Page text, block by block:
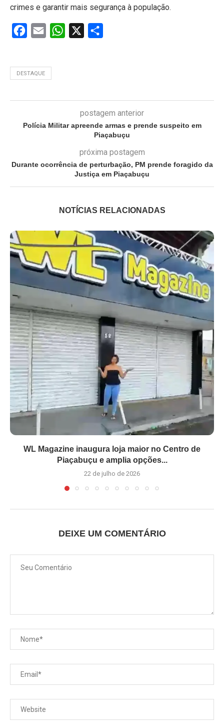
crimes e garantir mais segurança à população.
Facebook
Email WhatsApp
DESTAQUE
postagem anterior
Polícia Militar apreende armas e prende suspeito em
Piaçabuçu
próxima postagem
Durante ocorrência de perturbação, PM prende foragido da
Justiça em Piaçabuçu
NOTÍCIAS RELACIONADAS
WL Magazine inaugura loja maior no Centro de
Piaçabuçu e amplia opções...
22 de julho de 2026
DEIXE UM COMENTÁRIO